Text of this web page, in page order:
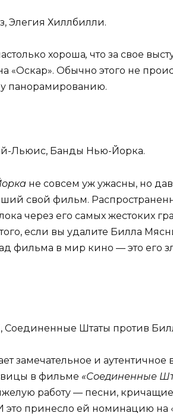
Элегия Хиллбилли.
хороша, что за свое
«Оскар». Обычно этого не
панорамированию.
Льюис, Банды Нью-Йорка.
не совсем уж ужасны, но
свой фильм.
через его самых жестоких
если вы удалите Билла
фильма в мир кино — это его
Соединенные Штаты против
замечательное и
в фильме «Соединенные
работу — песни,
это принесло ей номинацию на